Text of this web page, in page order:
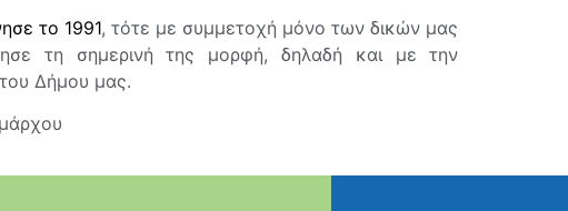
το 1991, τότε με συμμετοχή μόνο των δικών μας
τη σημερινή της μορφή, δηλαδή και με την
Δήμου μας.